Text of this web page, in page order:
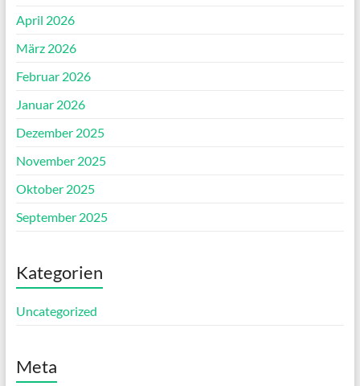
April 2026
März 2026
Februar 2026
Januar 2026
Dezember 2025
November 2025
Oktober 2025
September 2025
Kategorien
Uncategorized
Meta